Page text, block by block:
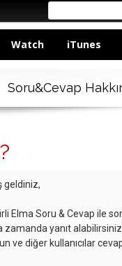
Watch iTunes
Soru&Cevap
geldiniz,
Elma Soru & Cevap ile
zamanda yanıt
ve diğer kullanıcılar